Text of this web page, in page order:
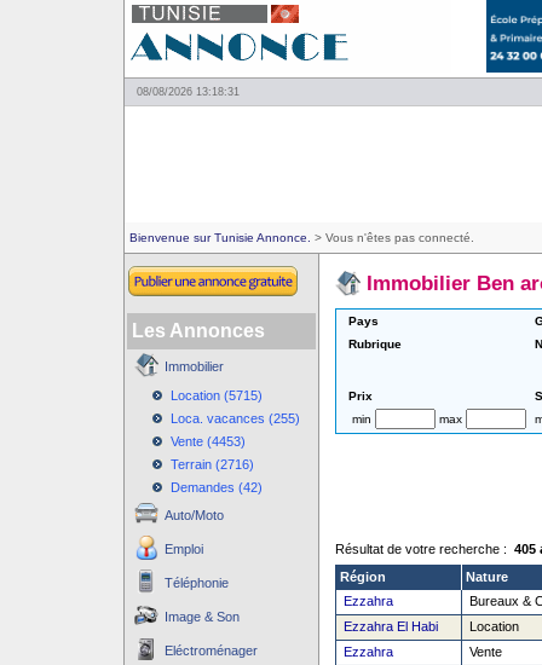
08/08/2026 13:18:31
Bienvenue sur Tunisie Annonce. > Vous n'êtes pas connecté.
Les Annonces
Immobilier
Location (5715)
Loca. vacances (255)
Vente (4453)
Terrain (2716)
Demandes (42)
Auto/Moto
Emploi
Téléphonie
Image & Son
Eléctroménager
Immobilier Ben
Pays
Rubrique
Prix
min
max
Résultat de votre recherche : 405
Région
Nature
Ezzahra
Bureaux &
Ezzahra El Habi
Location
Ezzahra
Vente